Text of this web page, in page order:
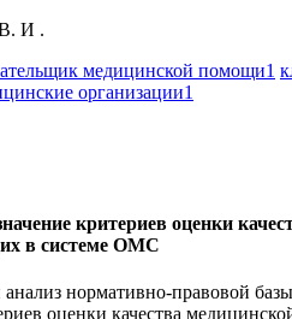
И .
медицинской помощи1
организации1
критериев оценки
в системе ОМС
анализ нормативно-правовой
оценки качества